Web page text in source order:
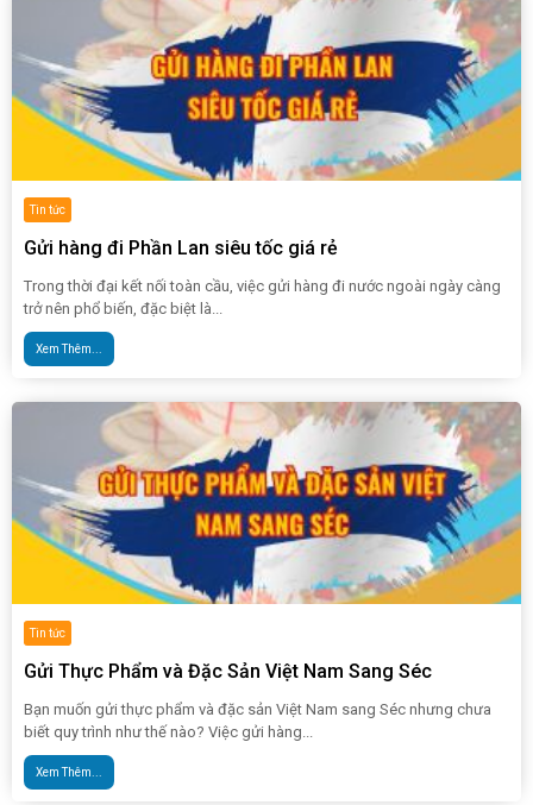
Tin tức
Gửi hàng đi Phần Lan siêu tốc giá rẻ
Trong thời đại kết nối toàn cầu, việc gửi hàng đi nước ngoài ngày càng
trở nên phổ biến, đặc biệt là...
Xem Thêm...
Tin tức
Gửi Thực Phẩm và Đặc Sản Việt Nam Sang Séc
Bạn muốn gửi thực phẩm và đặc sản Việt Nam sang Séc nhưng chưa
biết quy trình như thế nào? Việc gửi hàng...
Xem Thêm...